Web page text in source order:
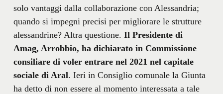
solo vantaggi dalla collaborazione con Alessandria;
quando si impegni precisi per migliorare le strutture
alessandrine? Altra questione. Il Presidente di
Amag, Arrobbio, ha dichiarato in Commissione
consiliare di voler entrare nel 2021 nel capitale
sociale di Aral. Ieri in Consiglio comunale la Giunta
ha detto di non essere al momento interessata a tale